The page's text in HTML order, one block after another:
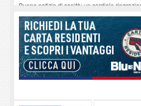
Buone notizie di sanità: un cordiale
Altiero Spinelli e Ursula Hirschmann
Capoliveri, potenziata la pulizia dei bordi
Marina di Campo tra i porti interessati dal